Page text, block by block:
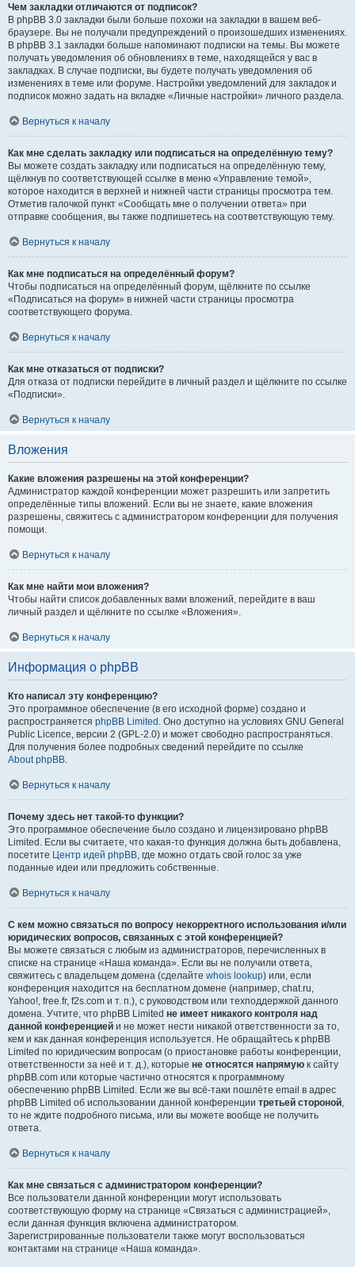
Чем закладки отличаются от подписок?
В phpBB 3.0 закладки были больше похожи на закладки в вашем веб-
браузере. Вы не получали предупреждений о произошедших изменениях.
В phpBB 3.1 закладки больше напоминают подписки на темы. Вы можете
получать уведомления об обновлениях в теме, находящейся у вас в
закладках. В случае подписки, вы будете получать уведомления об
изменениях в теме или форуме. Настройки уведомлений для закладок и
подписок можно задать на вкладке «Личные настройки» личного раздела.
Вернуться к началу
Как мне сделать закладку или подписаться на определённую тему?
Вы можете создать закладку или подписаться на определённую тему,
щёлкнув по соответствующей ссылке в меню «Управление темой»,
которое находится в верхней и нижней части страницы просмотра тем.
Отметив галочкой пункт «Сообщать мне о получении ответа» при
отправке сообщения, вы также подпишетесь на соответствующую тему.
Вернуться к началу
Как мне подписаться на определённый форум?
Чтобы подписаться на определённый форум, щёлкните по ссылке
«Подписаться на форум» в нижней части страницы просмотра
соответствующего форума.
Вернуться к началу
Как мне отказаться от подписки?
Для отказа от подписки перейдите в личный раздел и щёлкните по ссылке
«Подписки».
Вернуться к началу
Вложения
Какие вложения разрешены на этой конференции?
Администратор каждой конференции может разрешить или запретить
определённые типы вложений. Если вы не знаете, какие вложения
разрешены, свяжитесь с администратором конференции для получения
помощи.
Вернуться к началу
Как мне найти мои вложения?
Чтобы найти список добавленных вами вложений, перейдите в ваш
личный раздел и щёлкните по ссылке «Вложения».
Вернуться к началу
Информация о phpBB
Кто написал эту конференцию?
Это программное обеспечение (в его исходной форме) создано и
распространяется phpBB Limited . Оно доступно на условиях GNU General
Public Licence, версии 2 (GPL-2.0) и может свободно распространяться.
Для получения более подробных сведений перейдите по ссылке
About phpBB
Вернуться к началу
Почему здесь нет такой-то функции?
Это программное обеспечение было создано и лицензировано phpBB
Limited. Если вы считаете, что какая-то функция должна быть добавлена,
посетите Центр идей phpBB , где можно отдать свой голос за уже
поданные идеи или предложить собственные.
Вернуться к началу
С кем можно связаться по вопросу некорректного использования и/или
юридических вопросов, связанных с этой конференцией?
Вы можете связаться с любым из администраторов, перечисленных в
списке на странице «Наша команда». Если вы не получили ответа,
свяжитесь с владельцем домена (сделайте whois lookup) или, если
конференция находится на бесплатном домене (например, chat.ru,
Yahoo!, free.fr, f2s.com и т. п.), с руководством или техподдержкой данного
домена. Учтите, что phpBB Limited не имеет никакого контроля над
данной конференцией и не может нести никакой ответственности за то,
кем и как данная конференция используется. Не обращайтесь к phpBB
Limited по юридическим вопросам (о приостановке работы конференции,
ответственности за неё и т. д.), которые не относятся напрямую к сайту
phpBB.com или которые частично относятся к программному
обеспечению phpBB Limited. Если же вы всё-таки пошлёте email в адрес
phpBB Limited об использовании данной конференции третьей стороной
то не ждите подробного письма, или вы можете вообще не получить
ответа.
Вернуться к началу
Как мне связаться с администратором конференции?
Все пользователи данной конференции могут использовать
соответствующую форму на странице «Связаться с администрацией»,
если данная функция включена администратором.
Зарегистрированные пользователи также могут воспользоваться
контактами на странице «Наша команда».